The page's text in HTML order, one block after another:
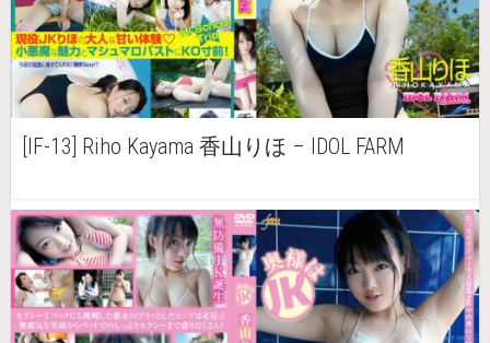
[IF-13] Riho Kayama 香山りほ – IDOL FARM